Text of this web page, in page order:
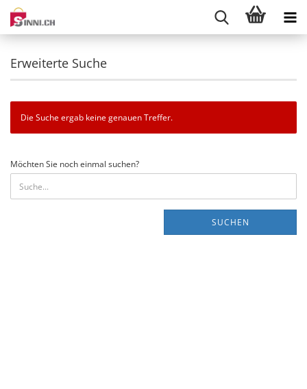
Erweiterte Suche
Die Suche ergab keine genauen Treffer.
MÖCHTEN
SIE
NOCH
EINMAL
Möchten Sie noch einmal suchen?
SUCHEN